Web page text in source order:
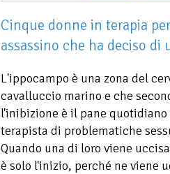
Cinque donne in terapia
assassino che ha deciso
L'ippocampo è una zona del
cavalluccio marino e che
l'inibizione è il pane
terapista di problematiche
Quando una di loro viene
è solo l'inizio, perché ne viene